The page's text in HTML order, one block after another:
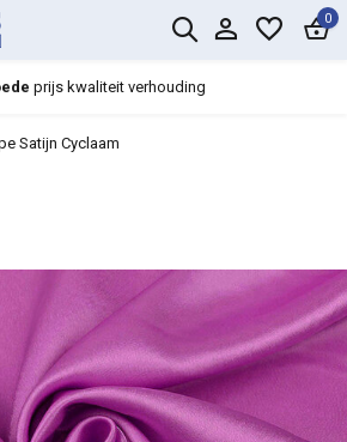
0
prijs kwaliteit verhouding
Satijn Cyclaam